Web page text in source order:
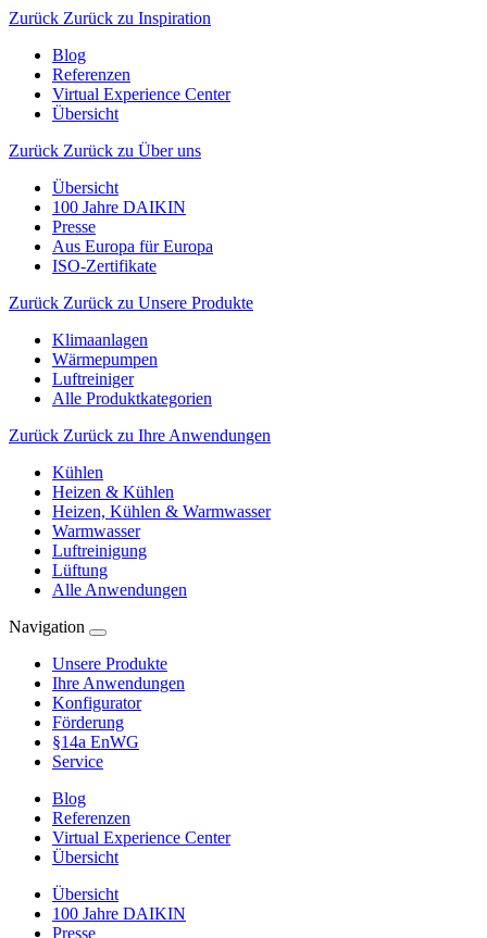
Zurück Zurück zu Inspiration
Blog
Referenzen
Virtual Experience Center
Übersicht
Zurück Zurück zu Über uns
Übersicht
100 Jahre DAIKIN
Presse
Aus Europa für Europa
ISO-Zertifikate
Zurück Zurück zu Unsere Produkte
Klimaanlagen
Wärmepumpen
Luftreiniger
Alle Produktkategorien
Zurück Zurück zu Ihre Anwendungen
Kühlen
Heizen & Kühlen
Heizen, Kühlen & Warmwasser
Warmwasser
Luftreinigung
Lüftung
Alle Anwendungen
Navigation
Unsere Produkte
Ihre Anwendungen
Konfigurator
Förderung
§14a EnWG
Service
Blog
Referenzen
Virtual Experience Center
Übersicht
Übersicht
100 Jahre DAIKIN
Presse